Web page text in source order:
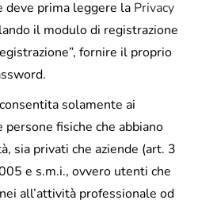
deve prima leggere la Privacy
il modulo di registrazione
fornire il proprio
solamente ai
fisiche che abbiano
sia privati che aziende (art. 3
e s.m.i., ovvero utenti che
all’attività professionale od